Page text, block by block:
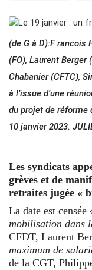
(de G à D):F rancois
(FO), Laurent Berger
Chabanier (CFTC),
à l’issue d’une
du projet de réforme
10 janvier 2023.
Les syndicats
grèves et de
retraites jugée «
La date est censée
mobilisation dans
CFDT, Laurent
maximum de
de la CGT,